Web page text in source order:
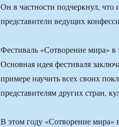
Он в частности подчеркнул, что
представители ведущих
Фестиваль «Сотворение мира» в
Основная идея фестиваля
примере научить всех своих
представителям других стран,
В этом году «Сотворение мира»